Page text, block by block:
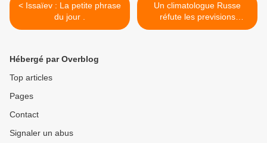
< Issaïev : La petite phrase
du jour .
Un climatologue Russe
réfute les previsions
catastrophistes sur le
Hébergé par Overblog
Top articles
Pages
Contact
Signaler un abus